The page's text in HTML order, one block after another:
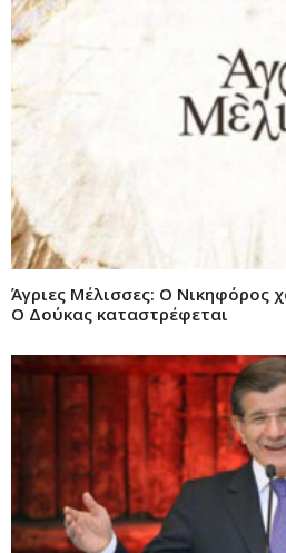
Άγριες Μέλισσες: Ο Νικηφόρος
Ο Δούκας καταστρέφεται